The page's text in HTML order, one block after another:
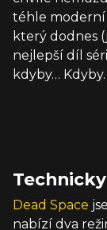
téhle moderní
který dodnes
nejlepší díl
kdyby…
Dead Space
nabízí dva